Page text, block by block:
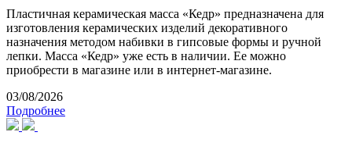
Пластичная керамическая масса «Кедр» предназначена для
изготовления керамических изделий декоративного
назначения методом набивки в гипсовые формы и ручной
лепки. Масса «Кедр» уже есть в наличии. Ее можно
приобрести в магазине или в интернет-магазине.
03/08/2026
Подробнее